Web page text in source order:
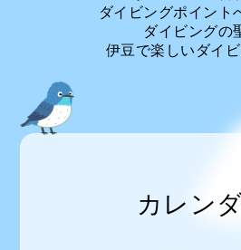
ダイビングポイント
ダイビングの
伊豆で楽しいダイビ
カレン